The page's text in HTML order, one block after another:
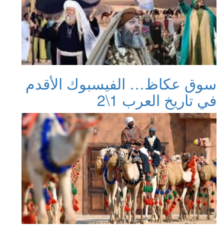
سوق عكاظ… الفيسبوك الأقدم
في تاريخ العرب 1\2